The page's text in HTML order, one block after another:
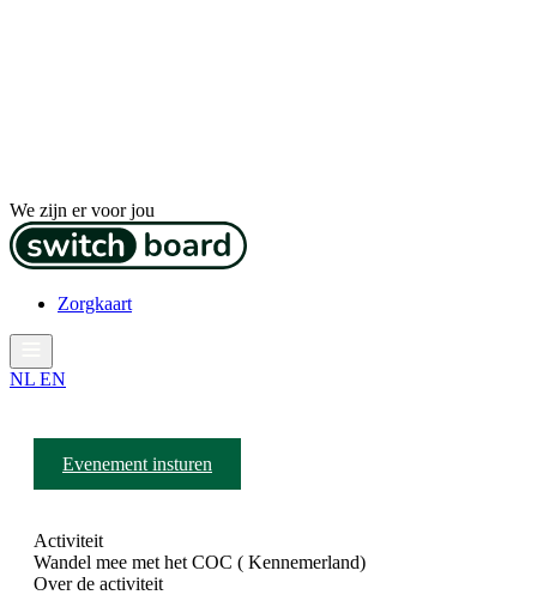
We zijn er voor jou
Zorgkaart
NL EN
Evenement insturen
Activiteit
Wandel mee met het COC ( Kennemerland)
Over de activiteit